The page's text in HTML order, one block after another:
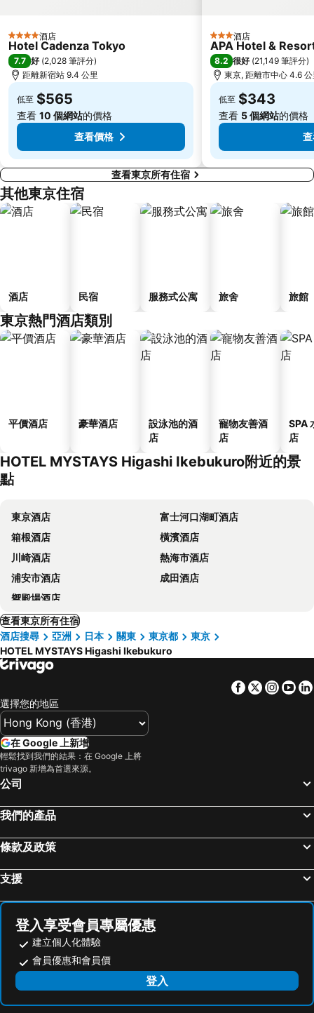
Shinagawa
Hamamatsucho station
Ofuna Station
Nishi-Kasai Metro Station
Fujisawa Station
Shimbashi Metro Station
Chiba Station
Toyosu Station
4 星級 酒店
Hotel Cadenza Tokyo
7.7 好 (2,028 筆評分)
距離新宿站 9.4 公里
低至 $565
查看 10 個網站的價格
查看價格
3 星級酒店
APA Hotel &
8.2 很好 (21,149 筆評分)
東京, 距離市中心 4.6
低至 $343
查看 5 個網站的價格
查看東京所有住宿
其他東京住宿
酒店 民宿 服務式公寓 旅舍 旅館
東京熱門酒店類別
平價酒店 豪華酒店
設泳池的酒
店
寵物友善酒
店
SPA
店
HOTEL MYSTAYS Higashi Ikebukuro附近的景
點
東京酒店
富士河口湖町酒店
箱根酒店
橫濱酒店
川崎酒店
熱海市酒店
浦安市酒店
成田酒店
禦殿場酒店
查看東京所有住宿
酒店搜尋
亞洲 日本 關東 東京都
東京
HOTEL MYSTAYS Higashi Ikebukuro
Facebook
Twitter
選擇您的地區
在 Google 上新增
輕鬆找到我們的結果：在 Google 上將
trivago 新增為首選來源。
公司
我們的產品
條款及政策
支援
登入享受會員專屬優惠
建立個人化體驗
會員優惠和會員價
登入